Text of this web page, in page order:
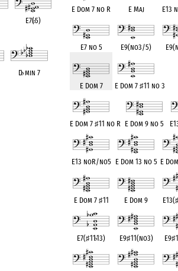
E Dom 7 no R E Maj E13
E7 no 5 E9(no3/5)
E Dom 7 E Dom 7♯11 no 3
E Dom 7 ♯11 no R E Dom 9 no 5
E13 noR/no5 E Dom 13 no 5 E
E Dom 7 ♯11 E Dom 9 E13(
E7(♯11♭13) E9♯11(no3) E9♯
E7(♭5)
D♭min 7